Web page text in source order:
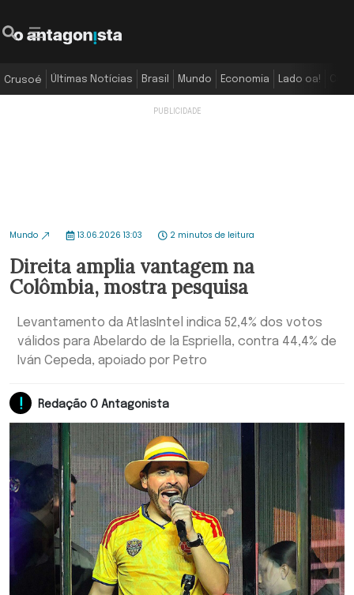
Crusoé Últimas Notícias Brasil Mundo Economia Lado oa!
Mundo 13.06.2026 13:03 2 minutos de leitura
Direita amplia vantagem na
Colômbia, mostra pesquisa
Levantamento da AtlasIntel indica 52,4% dos votos
válidos para Abelardo de la Espriella, contra 44,4% de
Iván Cepeda, apoiado por Petro
Redação O Antagonista